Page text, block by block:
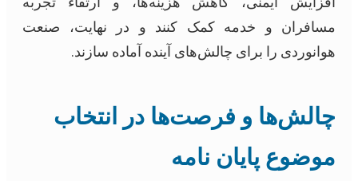
مسافران و خدمه کمک کنند و در نهایت، صنعت
هوانوردی را برای چالش‌های آینده آماده سازند.
چالش‌ها و فرصت‌ها در انتخاب
موضوع پایان نامه